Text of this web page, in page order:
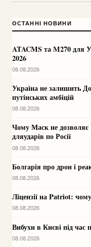
ОСТАННІ НОВИНИ
ATACMS та M270 для
2026
08.08.2026
Україна не залишить
путінських амбіцій
08.08.2026
Чому Маск не дозволяє
дляударів по Росії
08.08.2026
Болгарія про дрон і
08.08.2026
Ліцензії на Patriot:
08.08.2026
Вибухи в Києві під час
08.08.2026